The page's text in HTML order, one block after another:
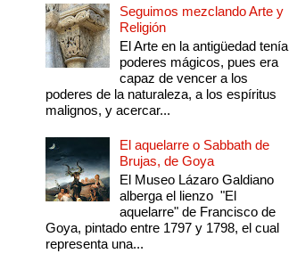
Seguimos mezclando Arte y
Religión
El Arte en la antigüedad tenía
poderes mágicos, pues era
capaz de vencer a los
poderes de la naturaleza, a los espíritus
malignos, y acercar...
El aquelarre o Sabbath de
Brujas, de Goya
El Museo Lázaro Galdiano
alberga el lienzo "El
aquelarre" de Francisco de
Goya, pintado entre 1797 y 1798, el cual
representa una...